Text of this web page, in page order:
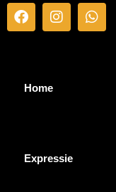
Home
Expressie